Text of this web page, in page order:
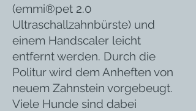
(emmi®pet 2.0
Ultraschallzahnbürste) und
einem Handscaler leicht
entfernt werden. Durch die
Politur wird dem Anheften von
neuem Zahnstein vorgebeugt.
Viele Hunde sind dabei